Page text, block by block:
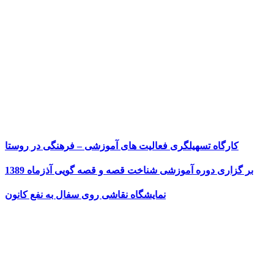
کارگاه تسهیلگری فعالیت های آموزشی – فرهنگی در روستا
بر گزاری دوره آموزشی شناخت قصه و قصه گویی آذزماه 1389
نمایشگاه نقاشی روی سفال به نفع کانون